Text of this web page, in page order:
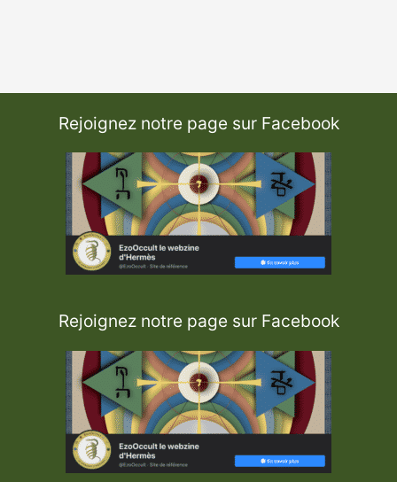
Rejoignez notre page sur Facebook
Rejoignez notre page sur Facebook